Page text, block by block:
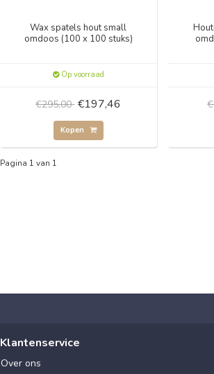
Wax spatels hout small
omdoos (100 x 100 stuks)
Op voorraad
€295,00 €197,46
Kopen
Pagina 1 van 1
Klantenservice
Over ons